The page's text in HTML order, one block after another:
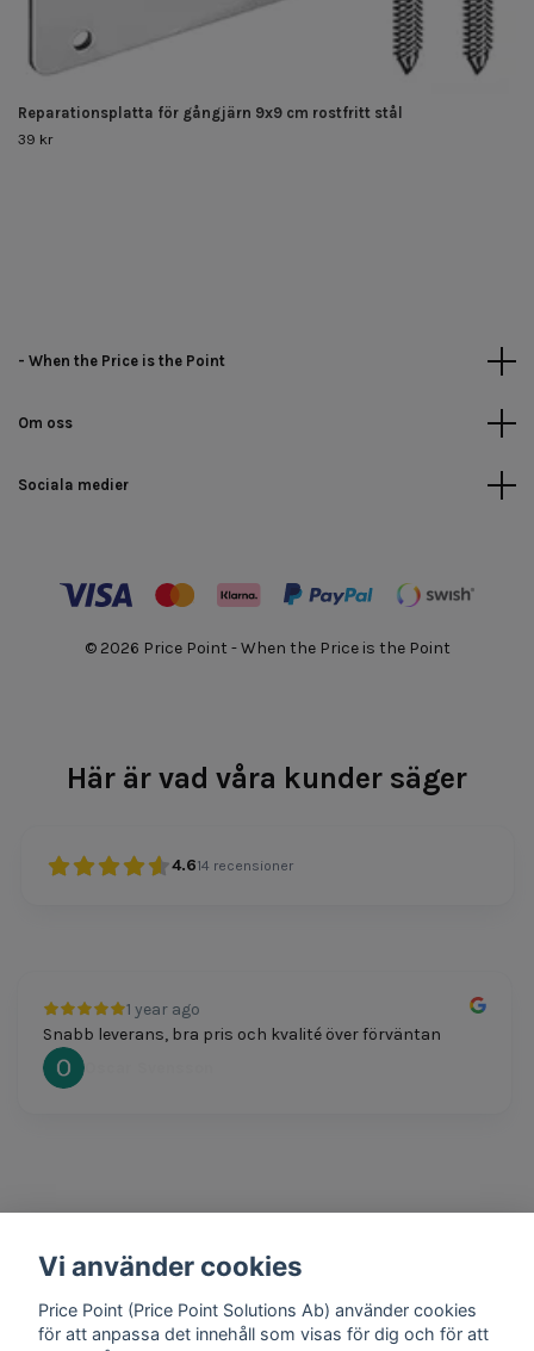
Reparationsplatta för gångjärn 9x9 cm rostfritt stål
39 kr
- When the Price is the Point
Om oss
Sociala medier
© 2026 Price Point - When the Price is the Point
Här är vad våra kunder säger
4.614 recensioner
1 year ago
Snabb leverans, bra pris och kvalité över förväntan
Oscar Svensson
1 year ago
Mathias Johansson
Vi använder cookies
Price Point (Price Point Solutions Ab) använder cookies
för att anpassa det innehåll som visas för dig och för att